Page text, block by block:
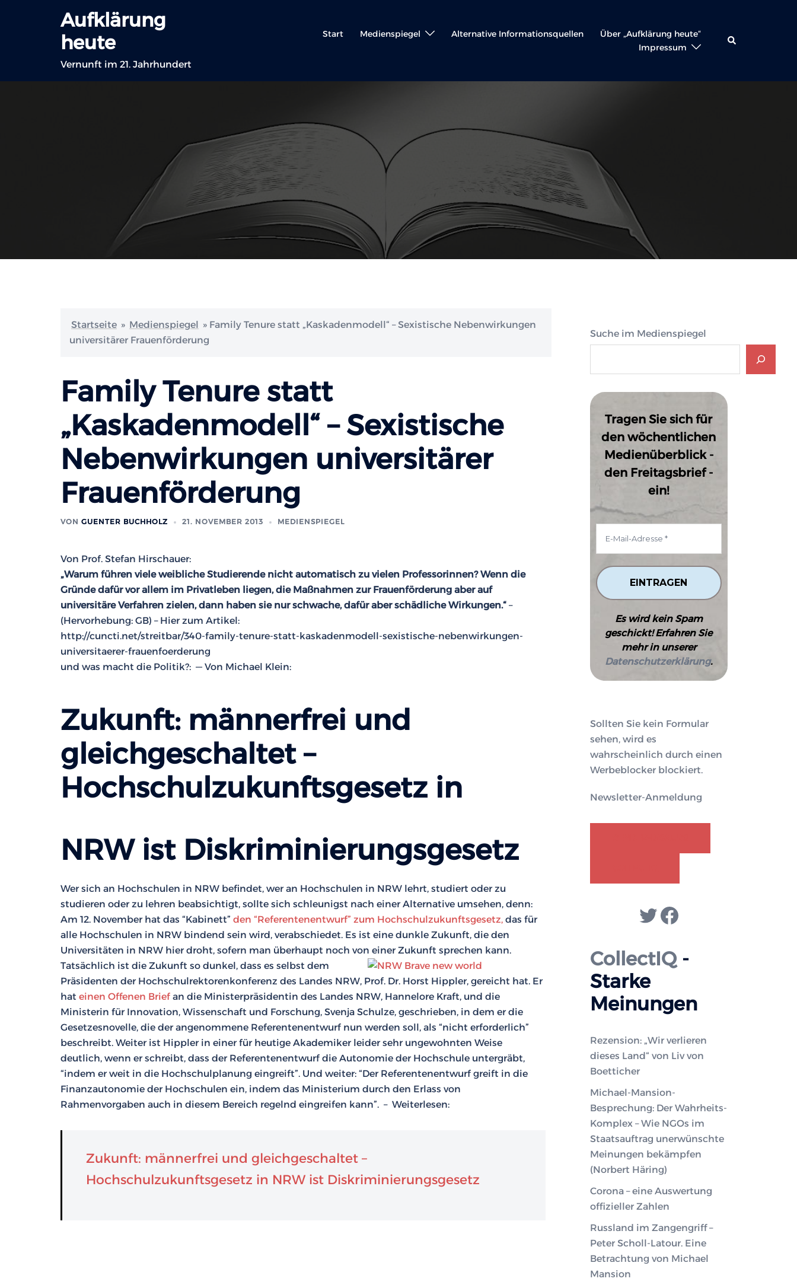
Aufklärung
heute
Vernunft im 21. Jahrhundert
Start Medienspiegel Alternative Informationsquellen
Über „Aufklärung heute“
Impressum
Suche
Startseite » Medienspiegel » Family Tenure statt „Kaskadenmodell“ – Sexistische Nebenwirkungen
universitärer Frauenförderung
Family Tenure statt
„Kaskadenmodell“ – Sexistische
Nebenwirkungen universitärer
Frauenförderung
VON GUENTER BUCHHOLZ 21. NOVEMBER 2013 MEDIENSPIEGEL
Von Prof. Stefan Hirschauer:
„Warum führen viele weibliche Studierende nicht automatisch zu vielen Professorinnen? Wenn die
Gründe dafür vor allem im Privatleben liegen, die Maßnahmen zur Frauenförderung aber auf
universitäre Verfahren zielen, dann haben sie nur schwache, dafür aber schädliche Wirkungen.“ –
(Hervorhebung: GB) – Hier zum Artikel:
http://cuncti.net/streitbar/340-family-tenure-statt-kaskadenmodell-sexistische-nebenwirkungen-
universitaerer-frauenfoerderung
und was macht die Politik?: — Von Michael Klein:
Zukunft: männerfrei und
gleichgeschaltet –
Hochschulzukunftsgesetz in
NRW ist Diskriminierungsgesetz
Wer sich an Hochschulen in NRW befindet, wer an Hochschulen in NRW lehrt, studiert oder zu
studieren oder zu lehren beabsichtigt, sollte sich schleunigst nach einer Alternative umsehen, denn:
Am 12. November hat das “Kabinett” den “Referentenentwurf” zum Hochschulzukunftsgesetz, das für
alle Hochschulen in NRW bindend sein wird, verabschiedet. Es ist eine dunkle Zukunft, die den
Universitäten in NRW hier droht, sofern man überhaupt noch von einer Zukunft sprechen kann.
Tatsächlich ist die Zukunft so dunkel, dass es selbst dem
Präsidenten der Hochschulrektorenkonferenz des Landes NRW, Prof. Dr. Horst Hippler, gereicht hat. Er
hat einen Offenen Brief an die Ministerpräsidentin des Landes NRW, Hannelore Kraft, und die
Ministerin für Innovation, Wissenschaft und Forschung, Svenja Schulze, geschrieben, in dem er die
Gesetzesnovelle, die der angenommene Referentenentwurf nun werden soll, als “nicht erforderlich”
beschreibt. Weiter ist Hippler in einer für heutige Akademiker leider sehr ungewohnten Weise
deutlich, wenn er schreibt, dass der Referentenentwurf die Autonomie der Hochschule untergräbt,
“indem er weit in die Hochschulplanung eingreift”. Und weiter: “Der Referentenentwurf greift in die
Finanzautonomie der Hochschulen ein, indem das Ministerium durch den Erlass von
Rahmenvorgaben auch in diesem Bereich regelnd eingreifen kann”. – Weiterlesen:
Zukunft: männerfrei und gleichgeschaltet –
Hochschulzukunftsgesetz in NRW ist Diskriminierungsgesetz
Suche im Medienspiegel
Tragen Sie sich für
den wöchentlichen
Medienüberblick -
den Freitagsbrief -
ein!
Es wird kein Spam
geschickt! Erfahren Sie
mehr in unserer
Datenschutzerklärung.
Sollten Sie kein Formular
sehen, wird es
wahrscheinlich durch einen
Werbeblocker blockiert.
Newsletter-Anmeldung
Twitter
Facebook
CollectIQ-
Starke
Meinungen
Rezension: „Wir verlieren
dieses Land“ von Liv von
Boetticher
Michael-Mansion-
Besprechung: Der Wahrheits-
Komplex – Wie NGOs im
Staatsauftrag unerwünschte
Meinungen bekämpfen
(Norbert Häring)
Corona – eine Auswertung
offizieller Zahlen
Russland im Zangengriff –
Peter Scholl-Latour. Eine
Betrachtung von Michael
Mansion